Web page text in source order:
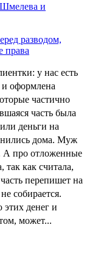
и
у нас есть
и оформлена
частично
часть была
деньги на
дома. Муж
А про отложенные
как считала,
перепишет на
собирается.
денег и
может...